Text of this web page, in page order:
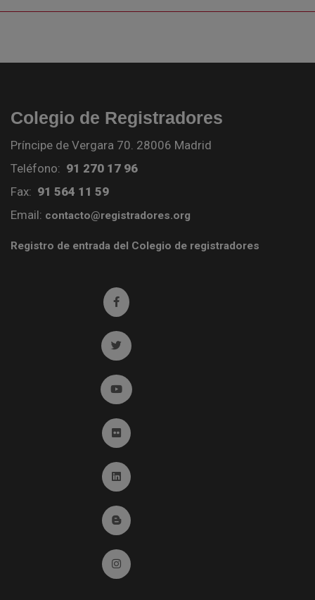
Colegio de Registradores
Príncipe de Vergara 70. 28006 Madrid
Teléfono: 91 270 17 96
Fax: 91 564 11 59
Email: contacto@registradores.org
Registro de entrada del Colegio de registradores
Ir a facebook (abre en ventana nueva)
Ir a twitter (abre en ventana nueva)
Ir a YouTube (abre en ventana nueva)
Ir a Flickr (abre en ventana nueva)
Ir a Linkedin (abre en ventana nueva)
Ir al Blog (abre en ventana nueva)
Ir a Instagram (abre en ventana nueva)